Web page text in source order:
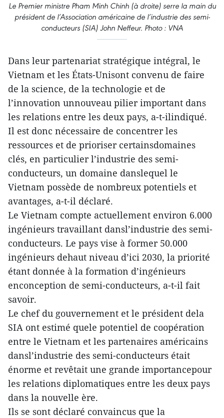
Le Premier ministre Pham Minh Chinh (à droite) serre la main du
président de l’Association américaine de l’industrie des semi-
conducteurs (SIA) John Neffeur. Photo : VNA
Dans leur partenariat stratégique intégral, le
Vietnam et les États-Unisont convenu de faire
de la science, de la technologie et de
l’innovation unnouveau pilier important dans
les relations entre les deux pays, a-t-ilindiqué.
Il est donc nécessaire de concentrer les
ressources et de prioriser certainsdomaines
clés, en particulier l’industrie des semi-
conducteurs, un domaine danslequel le
Vietnam possède de nombreux potentiels et
avantages, a-t-il déclaré.
Le Vietnam compte actuellement environ 6.000
ingénieurs travaillant dansl’industrie des semi-
conducteurs. Le pays vise à former 50.000
ingénieurs dehaut niveau d’ici 2030, la priorité
étant donnée à la formation d’ingénieurs
enconception de semi-conducteurs, a-t-il fait
savoir.
Le chef du gouvernement et le président dela
SIA ont estimé quele potentiel de coopération
entre le Vietnam et les partenaires américains
dansl’industrie des semi-conducteurs était
énorme et revêtait une grande importancepour
les relations diplomatiques entre les deux pays
dans la nouvelle ère.
Ils se sont déclaré convaincus que la